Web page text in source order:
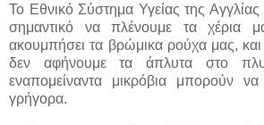
Το Εθνικό Σύστημα Υγείας της Αγγλίας
σημαντικό να πλένουμε τα χέρια
ακουμπήσει τα βρώμικα ρούχα μας,
δεν αφήνουμε τα άπλυτα στο
εναπομείναντα μικρόβια μπορούν
γρήγορα.